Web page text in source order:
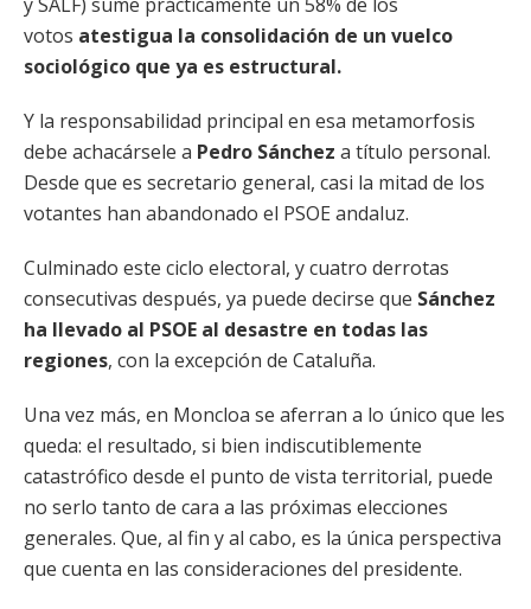
votos atestigua la consolidación de un vuelco
sociológico que ya es estructural.
Y la responsabilidad principal en esa metamorfosis
debe achacársele a Pedro Sánchez a título personal.
Desde que es secretario general, casi la mitad de los
votantes han abandonado el PSOE andaluz.
Culminado este ciclo electoral, y cuatro derrotas
consecutivas después, ya puede decirse que Sánchez
ha llevado al PSOE al desastre en todas las
regiones, con la excepción de Cataluña.
Una vez más, en Moncloa se aferran a lo único que les
queda: el resultado, si bien indiscutiblemente
catastrófico desde el punto de vista territorial, puede
no serlo tanto de cara a las próximas elecciones
generales. Que, al fin y al cabo, es la única perspectiva
que cuenta en las consideraciones del presidente.